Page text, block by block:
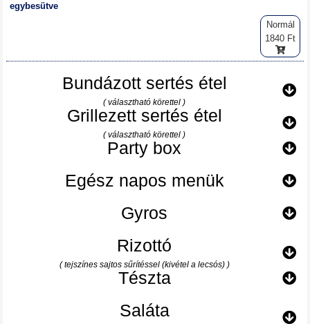
egybesütve
Normál
1840 Ft
Bundázott sertés étel
( választható körettel )
Grillezett sertés étel
( választható körettel )
Party box
Egész napos menük
Gyros
Rizottó
( tejszínes sajtos sűrítéssel (kivétel a lecsós) )
Tészta
Saláta